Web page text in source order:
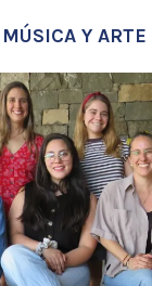
Y ARTE